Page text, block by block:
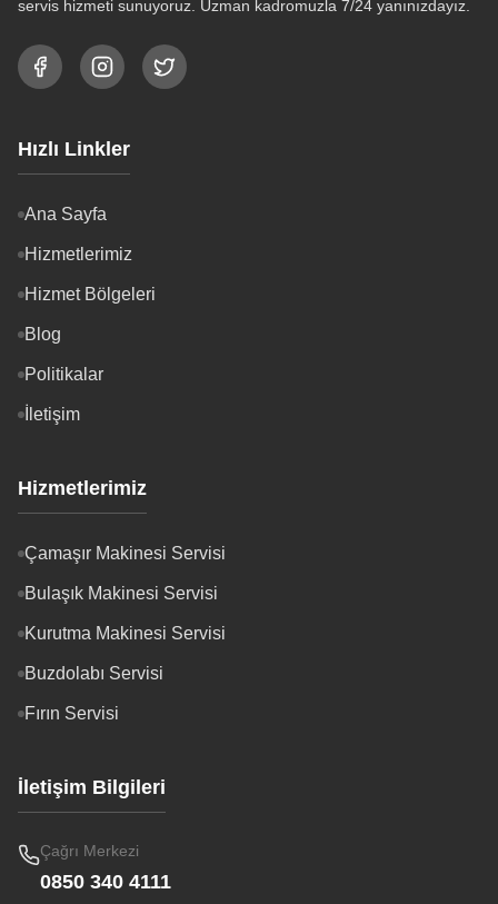
servis hizmeti sunuyoruz. Uzman kadromuzla 7/24 yanınızdayız.
Hızlı Linkler
Ana Sayfa
Hizmetlerimiz
Hizmet Bölgeleri
Blog
Politikalar
İletişim
Hizmetlerimiz
Çamaşır Makinesi Servisi
Bulaşık Makinesi Servisi
Kurutma Makinesi Servisi
Buzdolabı Servisi
Fırın Servisi
İletişim Bilgileri
Çağrı Merkezi
0850 340 4111